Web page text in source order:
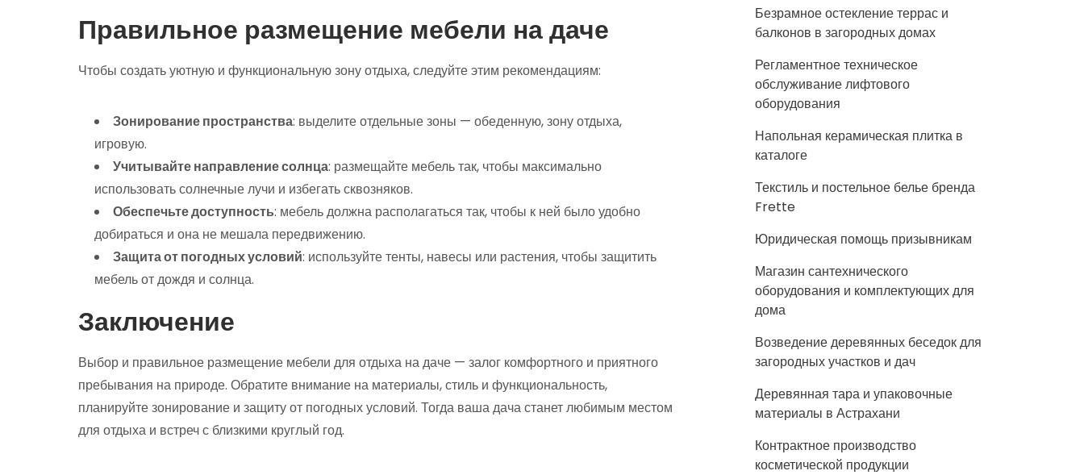
Правильное размещение мебели на даче
Чтобы создать уютную и функциональную зону отдыха, следуйте этим рекомендациям:
Зонирование пространства: выделите отдельные зоны — обеденную, зону отдыха,
игровую.
Учитывайте направление солнца: размещайте мебель так, чтобы максимально
использовать солнечные лучи и избегать сквозняков.
Обеспечьте доступность: мебель должна располагаться так, чтобы к ней было удобно
добираться и она не мешала передвижению.
Защита от погодных условий: используйте тенты, навесы или растения, чтобы защитить
мебель от дождя и солнца.
Заключение
Выбор и правильное размещение мебели для отдыха на даче — залог комфортного и приятного
пребывания на природе. Обратите внимание на материалы, стиль и функциональность,
планируйте зонирование и защиту от погодных условий. Тогда ваша дача станет любимым местом
для отдыха и встреч с близкими круглый год.
Безрамное остекление террас и
балконов в загородных домах
Регламентное техническое
обслуживание лифтового
оборудования
Напольная керамическая плитка в
каталоге
Текстиль и постельное белье бренда
Frette
Юридическая помощь призывникам
Магазин сантехнического
оборудования и комплектующих для
дома
Возведение деревянных беседок для
загородных участков и дач
Деревянная тара и упаковочные
материалы в Астрахани
Контрактное производство
косметической продукции